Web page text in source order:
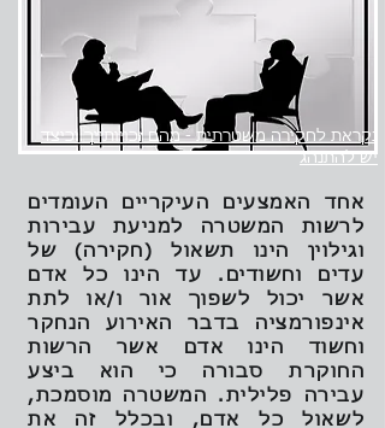
נקראת לחקירה משטרתית - מהם זכויותייך וכיצד
יש להתנהג
אחד האמצעים העיקריים העומדים
לרשות המשטרה למניעת עבירות
וגילוין הינו תשאול (חקירה) של
עדים וחשודים. עד הינו כל אדם
אשר יכול לשפוך אור ו/או לתת
אינפורמציה בדבר האירוע הנחקר
וחשוד הינו אדם אשר הרשות
החוקרת סבורה כי הוא ביצע
עבירה פלילית. המשטרה מוסמכת,
לשאול כל אדם, ובכלל זה את